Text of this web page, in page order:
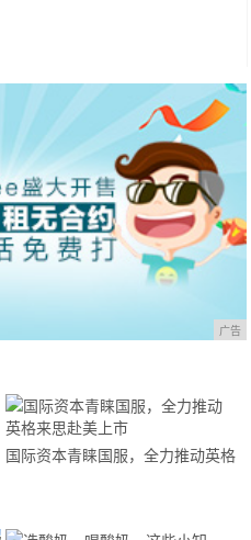
广告
国际资本青睐国服，全力推动英格